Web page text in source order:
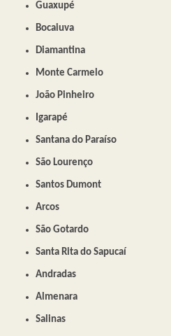
Guaxupé
Bocaiuva
Diamantina
Monte Carmelo
João Pinheiro
Igarapé
Santana do Paraíso
São Lourenço
Santos Dumont
Arcos
São Gotardo
Santa Rita do Sapucaí
Andradas
Almenara
Salinas